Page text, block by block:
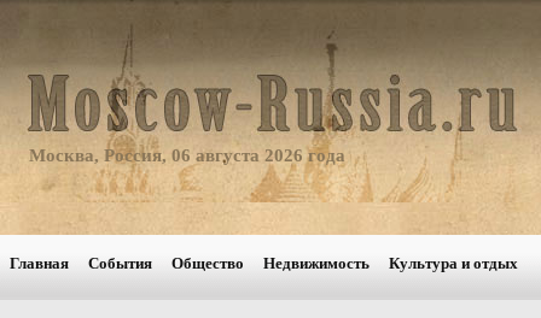
Москва, Россия, 06 августа 2026 года
Главная События Общество Недвижимость Культура и отдых